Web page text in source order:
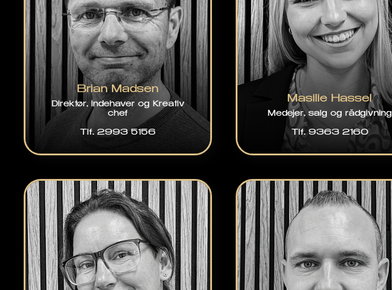
Brian Madsen
Direktør, indehaver og Kreativ
chef
Tlf. 2993 5156
Masilie Hassel
Medejer, salg og rådgivning
Tlf. 9363 2160